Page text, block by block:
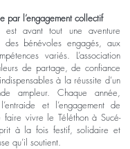
par l’engagement collectif
est avant tout une aventure
des bénévoles engagés, aux
variés. L’association
de partage, de confiance
à la réussite d’un
ampleur. Chaque année,
et l’engagement de
faire vivre le Téléthon à Sucé-
à la fois festif, solidaire et
qu’il soutient.